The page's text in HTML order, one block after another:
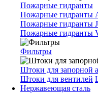
Пожарные гидранты
Пожарные гидранты
Пожарные гидранты
Пожарные гидранты
Фильтры
Штоки для запорной
Штоки для вентилей
Нержавеющая сталь